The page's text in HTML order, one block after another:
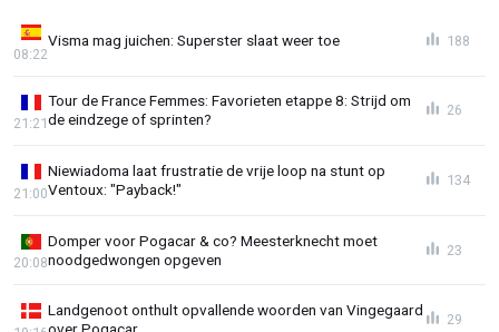
Visma mag juichen: Superster slaat weer toe
08:22
188
Tour de France Femmes: Favorieten etappe 8: Strijd om
de eindzege of sprinten?
21:21
26
Niewiadoma laat frustratie de vrije loop na stunt op
Ventoux: "Payback!"
21:00
134
Domper voor Pogacar & co? Meesterknecht moet
noodgedwongen opgeven
20:08
23
Landgenoot onthult opvallende woorden van Vingegaard
29